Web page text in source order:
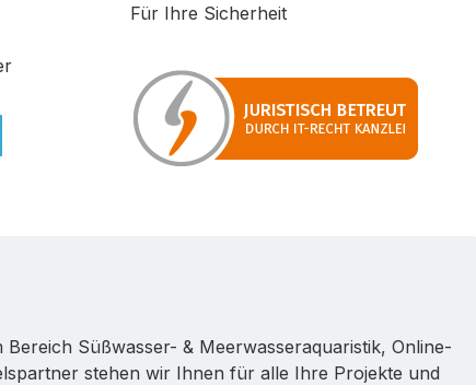
Für Ihre Sicherheit
Süßwasser- & Meerwasseraquaristik, Online-
stehen wir Ihnen für alle Ihre Projekte und